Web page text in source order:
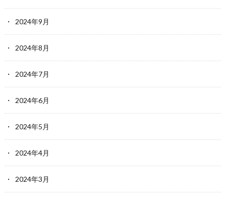
2024年9月
2024年8月
2024年7月
2024年6月
2024年5月
2024年4月
2024年3月